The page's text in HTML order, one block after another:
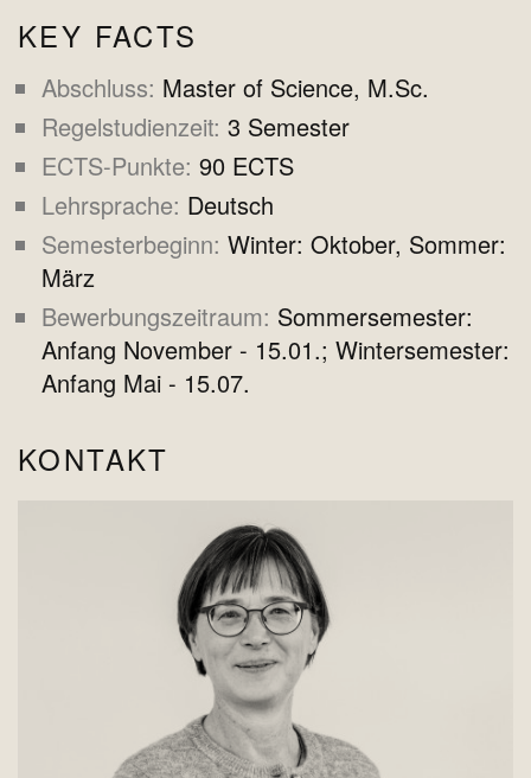
KEY FACTS
Abschluss Master of Science, M.Sc.
Regelstudienzeit 3 Semester
ECTS-Punkte 90 ECTS
Lehrsprache Deutsch
Semesterbeginn Winter: Oktober, Sommer:
März
Bewerbungszeitraum Sommersemester:
Anfang November - 15.01.; Wintersemester:
Anfang Mai - 15.07.
KONTAKT